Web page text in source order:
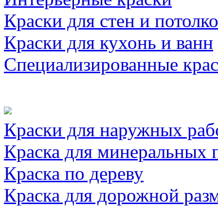
Краски для стен и
Краски для кухонь и ванн
Специализированные
Краски для наружных
Краска для минеральных
Краска по дереву
Краска для дорожной